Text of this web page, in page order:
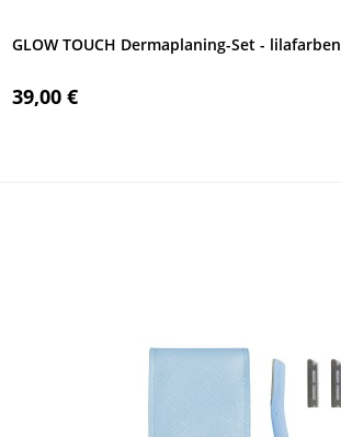
GLOW TOUCH Dermaplaning-Set - lilafarben
39,00 €